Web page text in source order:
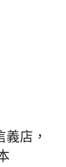
義店，